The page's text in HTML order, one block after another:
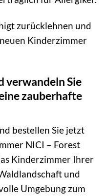
zurücklehnen und
Kinderzimmer
verwandeln Sie
zauberhafte
bestellen Sie jetzt
NICI – Forest
Kinderzimmer Ihrer
und
Umgebung zum